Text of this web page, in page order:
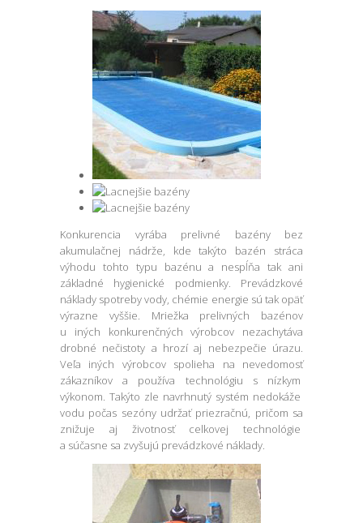
Konkurencia vyrába prelivné bazény bez
akumulačnej nádrže, kde takýto bazén stráca
výhodu tohto typu bazénu a nespĺňa tak ani
základné hygienické podmienky. Prevádzkové
náklady spotreby vody, chémie energie sú tak opäť
výrazne vyššie. Mriežka prelivných bazénov
u iných konkurenčných výrobcov nezachytáva
drobné nečistoty a hrozí aj nebezpečie úrazu.
Veľa iných výrobcov spolieha na nevedomosť
zákazníkov a používa technológiu s nízkym
výkonom. Takýto zle navrhnutý systém nedokáže
vodu počas sezóny udržať priezračnú, pričom sa
znižuje aj životnosť celkovej technológie
a súčasne sa zvyšujú prevádzkové náklady.